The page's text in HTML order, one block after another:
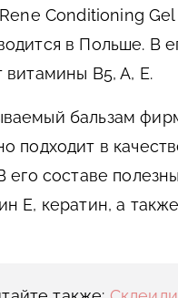
Conditioning
в Польше. В
витамины В5, А, Е.
бальзам
подходит в
его составе
Е, кератин, а